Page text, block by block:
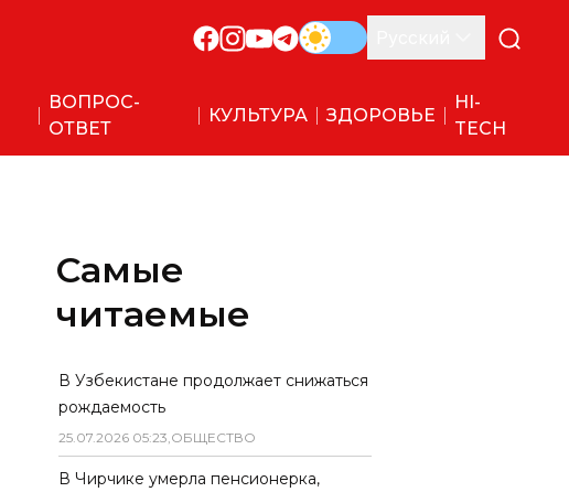
ВОПРОС-
ОТВЕТ
КУЛЬТУРА ЗДОРОВЬЕ
HI-
TECH
Самые
читаемые
В Узбекистане продолжает снижаться
рождаемость
25.07.2026 05:23,ОБЩЕСТВО
В Чирчике умерла пенсионерка,